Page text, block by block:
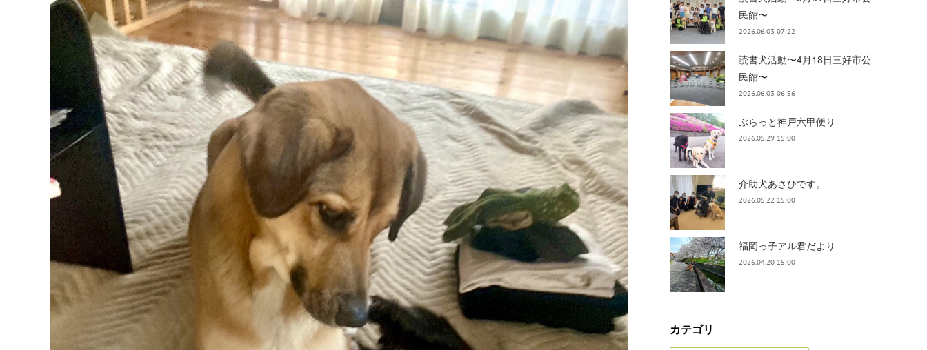
民館〜
2026.06.03 07:22
読書犬活動〜4月18日三好市公
民館〜
2026.06.03 06:56
ぶらっと神戸六甲便り
2026.05.29 15:00
介助犬あさひです。
2026.05.22 15:00
福岡っ子アル君だより
2026.04.20 15:00
カテゴリ